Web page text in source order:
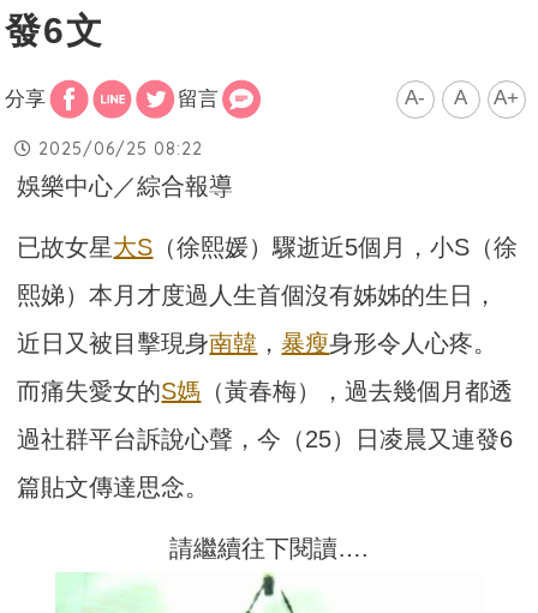
發6文
分享 留言 A- A A+
2025/06/25 08:22
娛樂中心／綜合報導
已故女星大S （徐熙媛）驟逝近5個月，小S（徐
熙娣）本月才度過人生首個沒有姊姊的生日，
近日又被目擊現身南韓 ，暴瘦身形令人心疼。
而痛失愛女的S媽 （黃春梅），過去幾個月都透
過社群平台訴說心聲，今（25）日凌晨又連發6
篇貼文傳達思念。
請繼續往下閱讀….